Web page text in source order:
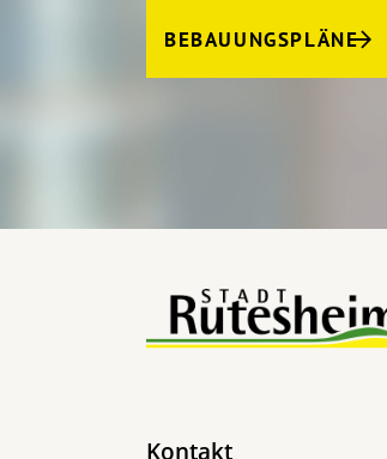
BEBAUUNGSPLÄNE
Kontakt